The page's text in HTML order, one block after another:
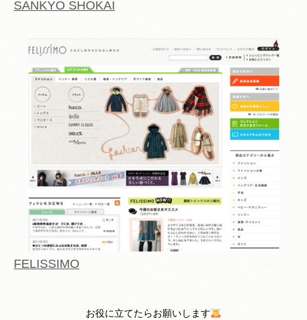
SANKYO SHOKAI
FELISSIMO
お役に立てたらお願いします